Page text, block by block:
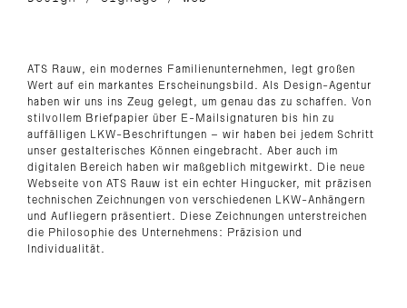
ATS Rauw, ein modernes Familienunternehmen, legt großen
Wert auf ein markantes Erscheinungsbild. Als Design-Agentur
haben wir uns ins Zeug gelegt, um genau das zu schaffen. Von
stilvollem Briefpapier über E-Mailsignaturen bis hin zu
auffälligen LKW-Beschriftungen – wir haben bei jedem Schritt
unser gestalterisches Können eingebracht. Aber auch im
digitalen Bereich haben wir maßgeblich mitgewirkt. Die neue
Webseite von ATS Rauw ist ein echter Hingucker, mit präzisen
technischen Zeichnungen von verschiedenen LKW-Anhängern
und Aufliegern präsentiert. Diese Zeichnungen unterstreichen
die Philosophie des Unternehmens: Präzision und
Individualität.